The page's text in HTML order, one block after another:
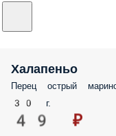
Халапеньо
Перец острый
30 г.
49 ₽